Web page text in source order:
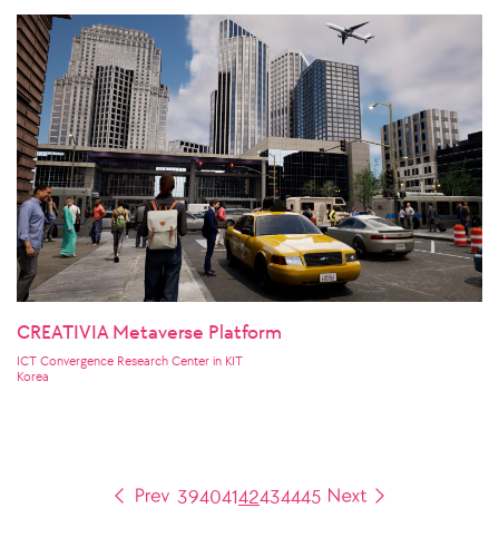
CREATIVIA Metaverse Platform
ICT Convergence Research Center in KIT
Korea
39404142434445